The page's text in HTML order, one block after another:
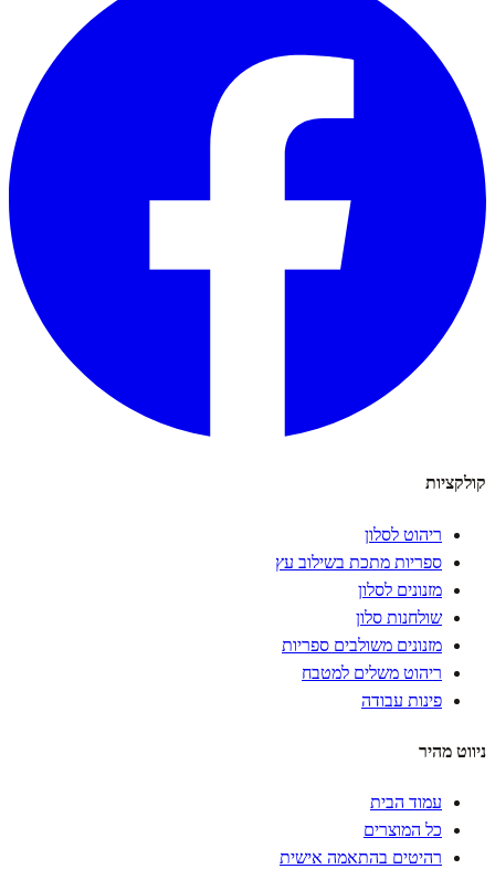
קולקציות
ריהוט לסלון
ספריות מתכת בשילוב עץ
מזנונים לסלון
שולחנות סלון
מזנונים משולבים ספריות
ריהוט משלים למטבח
פינות עבודה
ניווט מהיר
עמוד הבית
כל המוצרים
רהיטים בהתאמה אישית